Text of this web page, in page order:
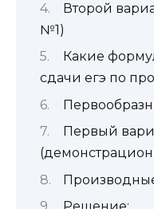
Второй
№1)
Какие
сдачи егэ по
Первый